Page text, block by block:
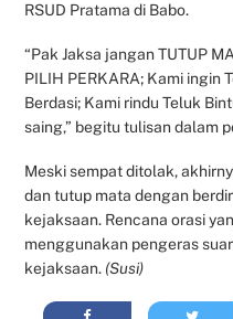
RSUD Pratama di Babo.
“Pak Jaksa jangan TUTUP
PILIH PERKARA; Kami ingin
Berdasi; Kami rindu Teluk
saing,” begitu tulisan dalam
Meski sempat ditolak,
dan tutup mata dengan
kejaksaan. Rencana orasi
menggunakan pengeras
kejaksaan. (Susi)